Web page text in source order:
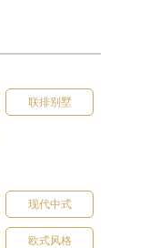
联排别墅
现代中式
欧式风格